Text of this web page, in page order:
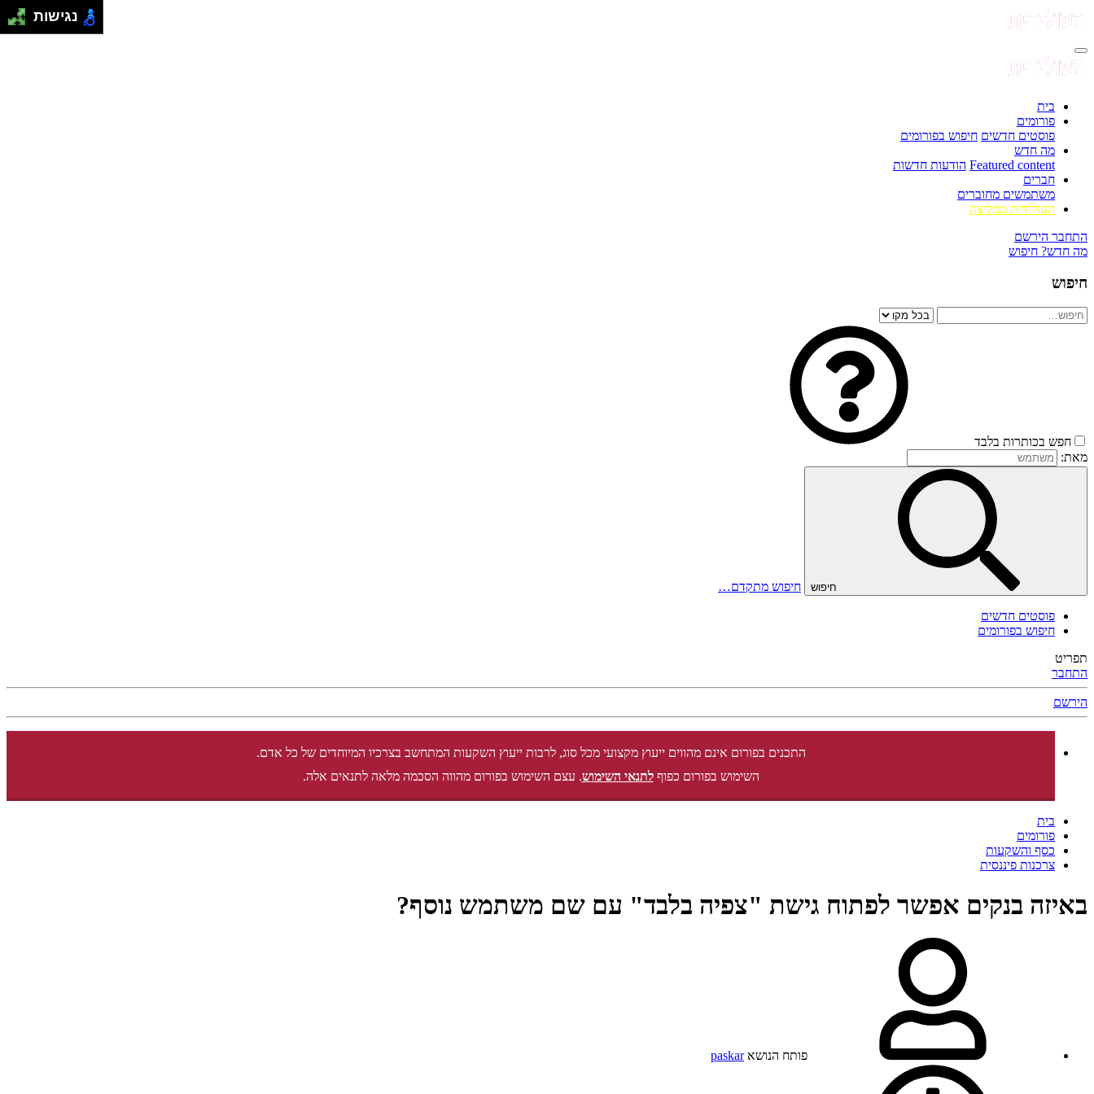
בית
פורומים
פוסטים חדשים חיפוש בפורומים
מה חדש
Featured content הודעות חדשות
חברים
משתמשים מחוברים
הסולידית ממליצה
התחבר הירשם
מה חדש? חיפוש
חיפוש
חפש בכותרות בלבד
מאת:
חיפוש חיפוש מתקדם…
פוסטים חדשים
חיפוש בפורומים
תפריט
התחבר
הירשם
התכנים בפורום אינם מהווים ייעוץ מקצועי מכל סוג, לרבות ייעוץ השקעות המתחשב בצרכיו המיוחדים של כל אדם.
השימוש בפורום כפוףלתנאי השימוש. עצם השימוש בפורום מהווה הסכמה מלאה לתנאים אלה.
בית
פורומים
כסף והשקעות
צרכנות פיננסית
באיזה בנקים אפשר לפתוח גישת "צפיה בלבד" עם שם משתמש נוסף?
פותח הנושא paskar
נגישות